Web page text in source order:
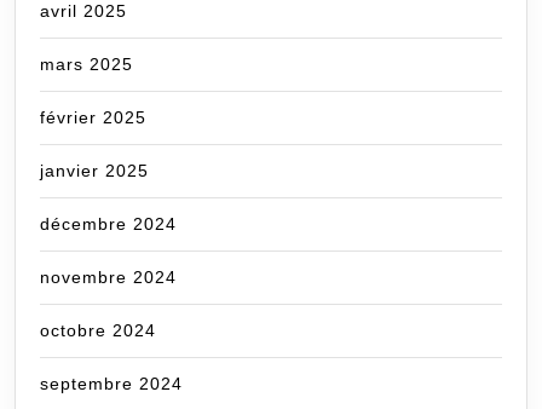
avril 2025
mars 2025
février 2025
janvier 2025
décembre 2024
novembre 2024
octobre 2024
septembre 2024